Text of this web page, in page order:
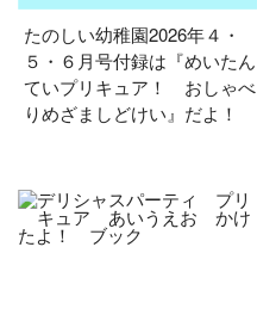
たのしい幼稚園2026年４・
５・６月号付録は『めいたん
ていプリキュア！ おしゃべ
りめざましどけい』だよ！